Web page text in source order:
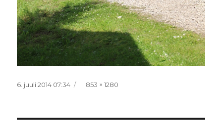
Postitatud
6. juuli 2014 07:34 Täissuurus
853 × 1280